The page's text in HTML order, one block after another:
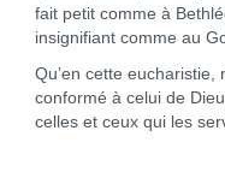
fait petit comme à
insignifiant comme au
Qu’en cette
conformé à celui de
celles et ceux qui les